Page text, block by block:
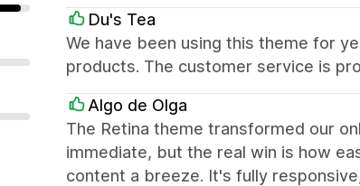
Du's Tea
We have been using this theme for
products. The customer service is
Algo de Olga
The Retina theme transformed our
immediate, but the real win is how
content a breeze. It's fully